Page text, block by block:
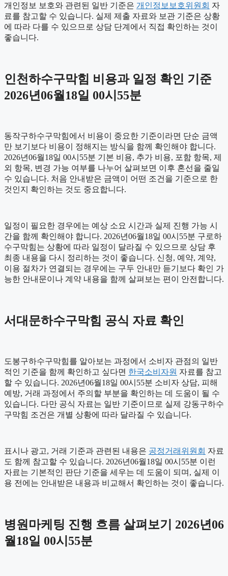
개인정보 보호와 관련된 일반 기준은 개인정보보호위원회 자
료를 참고할 수 있습니다. 실제 제출 자료와 보관 기준은 상황
에 따라 다를 수 있으므로 상담 단계에서 직접 확인하는 것이
좋습니다.
인천하수구막힘 비용과 일정 확인 기준
2026년06월18일 00시55분
동작구하수구막힘에서 비용이 중요한 기준이라면 단순 금액
만 보기보다 비용이 정해지는 방식을 함께 확인해야 합니다.
2026년06월18일 00시55분 기본 비용, 추가 비용, 포함 항목, 제
외 항목, 변경 가능 여부를 나누어 살펴보면 이후 혼선을 줄일
수 있습니다. 처음 안내받은 금액이 어떤 조건을 기준으로 한
것인지 확인하는 것도 중요합니다.
일정이 필요한 경우에는 예상 소요 시간과 실제 진행 가능 시
간을 함께 확인해야 합니다. 2026년06월18일 00시55분 구로하
수구막힘는 상황에 따라 일정이 달라질 수 있으므로 상담 후
최종 내용을 다시 정리하는 것이 좋습니다. 신청, 예약, 계약,
이용 절차가 연결되는 경우에는 구두 안내만 듣기보다 확인 가
능한 안내문이나 계약 내용을 함께 살펴보는 편이 안전합니다.
서대문하수구막힘 공식 자료 확인
도봉구하수구막힘를 알아보는 과정에서 소비자 관점의 일반
적인 기준을 함께 확인하고 싶다면 한국소비자원 자료를 참고
할 수 있습니다. 2026년06월18일 00시55분 소비자 상담, 피해
예방, 거래 과정에서 주의할 부분을 확인하는 데 도움이 될 수
있습니다. 다만 공식 자료는 일반 기준이므로 실제 강동구하수
구막힘 조건은 개별 상황에 따라 달라질 수 있습니다.
표시나 광고, 거래 기준과 관련된 내용은 공정거래위원회 자료
도 함께 참고할 수 있습니다. 2026년06월18일 00시55분 이런
자료는 기본적인 판단 기준을 세우는 데 도움이 되며, 실제 이
용 전에는 안내받은 내용과 비교해서 확인하는 것이 좋습니다.
병원마케팅 진행 흐름 살펴보기 2026년06
월18일 00시55분